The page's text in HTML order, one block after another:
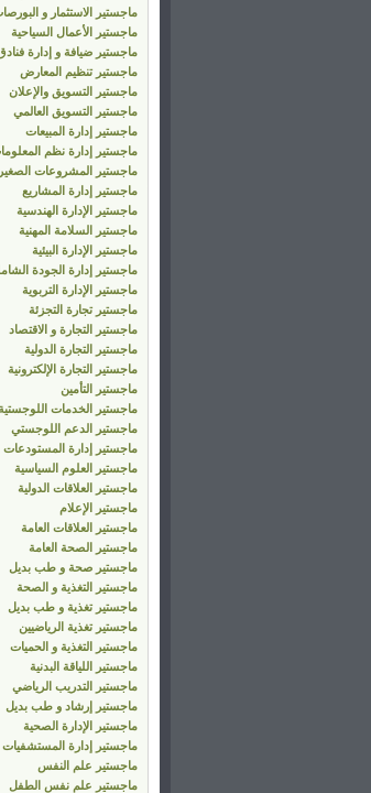
ماجستير الاستثمار و
ماجستير الأعمال السياحية
ماجستير ضيافة و إدارة
ماجستير تنظيم المعارض
ماجستير التسويق والإعلان
ماجستير التسويق العالمي
ماجستير إدارة المبيعات
ماجستير إدارة نظم
ماجستير المشروعات
ماجستير إدارة المشاريع
ماجستير الإدارة الهندسية
ماجستير السلامة المهنية
ماجستير الإدارة البيئية
ماجستير إدارة الجودة
ماجستير الإدارة التربوية
ماجستير تجارة التجزئة
ماجستير التجارة و الاقتصاد
ماجستير التجارة الدولية
ماجستير التجارة الإلكترونية
ماجستير التأمين
ماجستير الخدمات
ماجستير الدعم اللوجستي
ماجستير إدارة المستودعات
ماجستير العلوم السياسية
ماجستير العلاقات الدولية
ماجستير الإعلام
ماجستير العلاقات العامة
ماجستير الصحة العامة
ماجستير صحة و طب بديل
ماجستير التغذية و الصحة
ماجستير تغذية و طب بديل
ماجستير تغذية الرياضيين
ماجستير التغذية و الحميات
ماجستير اللياقة البدنية
ماجستير التدريب الرياضي
ماجستير إرشاد و طب بديل
ماجستير الإدارة الصحية
ماجستير إدارة المستشفيات
ماجستير علم النفس
ماجستير علم نفس الطفل